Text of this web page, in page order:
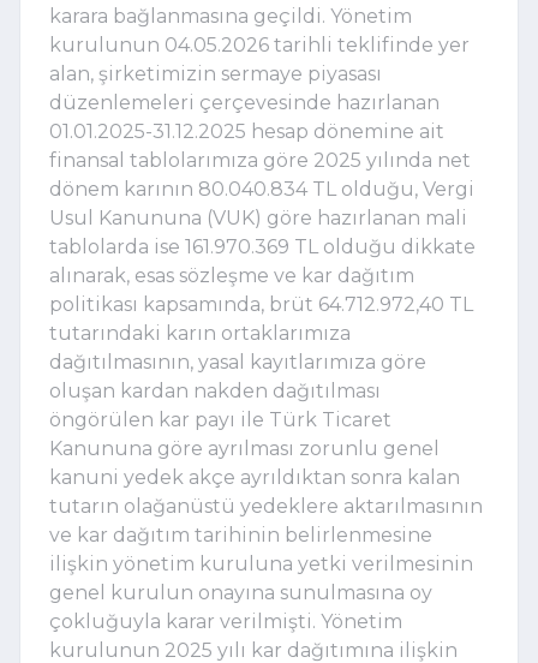
karara bağlanmasına geçildi. Yönetim
kurulunun 04.05.2026 tarihli teklifinde yer
alan, şirketimizin sermaye piyasası
düzenlemeleri çerçevesinde hazırlanan
01.01.2025-31.12.2025 hesap dönemine ait
finansal tablolarımıza göre 2025 yılında net
dönem karının 80.040.834 TL olduğu, Vergi
Usul Kanununa (VUK) göre hazırlanan mali
tablolarda ise 161.970.369 TL olduğu dikkate
alınarak, esas sözleşme ve kar dağıtım
politikası kapsamında, brüt 64.712.972,40 TL
tutarındaki karın ortaklarımıza
dağıtılmasının, yasal kayıtlarımıza göre
oluşan kardan nakden dağıtılması
öngörülen kar payı ile Türk Ticaret
Kanununa göre ayrılması zorunlu genel
kanuni yedek akçe ayrıldıktan sonra kalan
tutarın olağanüstü yedeklere aktarılmasının
ve kar dağıtım tarihinin belirlenmesine
ilişkin yönetim kuruluna yetki verilmesinin
genel kurulun onayına sunulmasına oy
çokluğuyla karar verilmişti. Yönetim
kurulunun 2025 yılı kar dağıtımına ilişkin